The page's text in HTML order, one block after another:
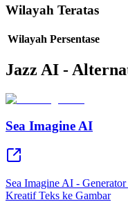
Wilayah Teratas
Wilayah Persentase
Jazz AI -
Sea Imagine AI
Sea Imagine AI -
Kreatif Teks ke Gambar